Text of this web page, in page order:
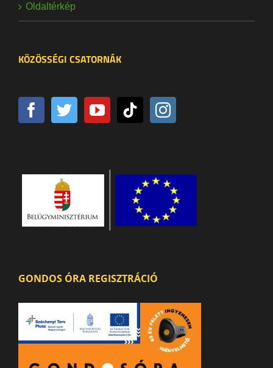
Oldaltérkép
KÖZÖSSÉGI CSATORNÁK
GONDOS ÓRA REGISZTRÁCIÓ